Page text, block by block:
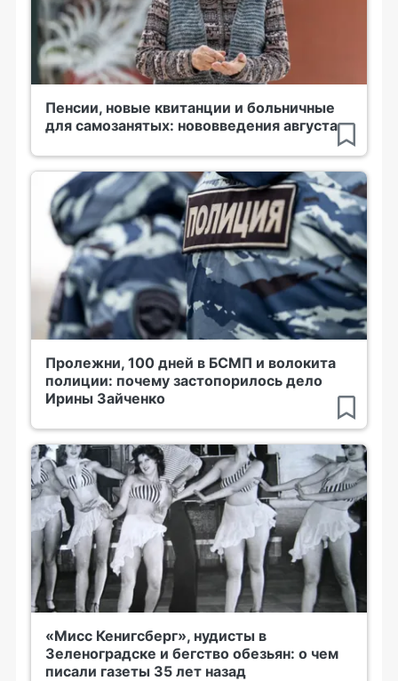
Пенсии, новые квитанции и больничные
для самозанятых: нововведения августа
Пролежни, 100 дней в БСМП и волокита
полиции: почему застопорилось дело
Ирины Зайченко
«Мисс Кенигсберг», нудисты в
Зеленоградске и бегство обезьян: о чем
писали газеты 35 лет назад